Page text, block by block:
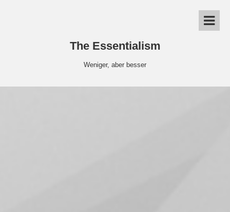
The Essentialism
Weniger, aber besser